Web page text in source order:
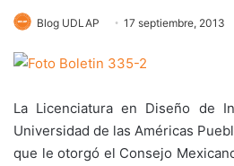
Blog UDLAP 17 septiembre, 2013
La Licenciatura en Diseño de
Universidad de las Américas
que le otorgó el Consejo